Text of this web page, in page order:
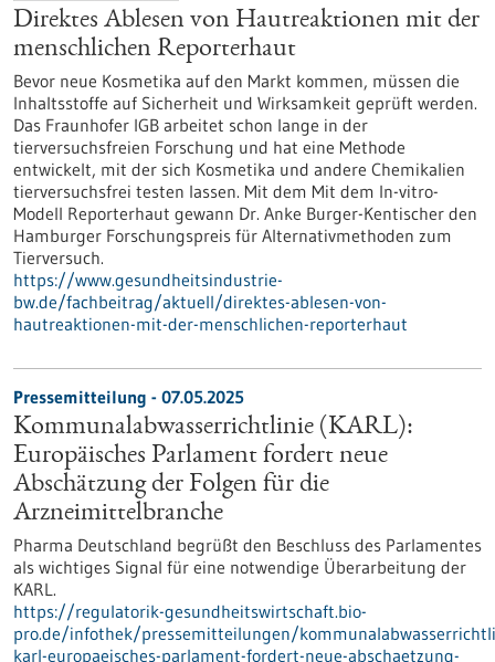
Direktes Ablesen von Hautreaktionen mit der
menschlichen Reporterhaut
Bevor neue Kosmetika auf den Markt kommen, müssen die
Inhaltsstoffe auf Sicherheit und Wirksamkeit geprüft werden.
Das Fraunhofer IGB arbeitet schon lange in der
tierversuchsfreien Forschung und hat eine Methode
entwickelt, mit der sich Kosmetika und andere Chemikalien
tierversuchsfrei testen lassen. Mit dem Mit dem In-vitro-
Modell Reporterhaut gewann Dr. Anke Burger-Kentischer den
Hamburger Forschungspreis für Alternativmethoden zum
Tierversuch.
https://www.gesundheitsindustrie-
bw.de/fachbeitrag/aktuell/direktes-ablesen-von-
hautreaktionen-mit-der-menschlichen-reporterhaut
Pressemitteilung - 07.05.2025
Kommunalabwasserrichtlinie (KARL):
Europäisches Parlament fordert neue
Abschätzung der Folgen für die
Arzneimittelbranche
Pharma Deutschland begrüßt den Beschluss des Parlamentes
als wichtiges Signal für eine notwendige Überarbeitung der
KARL.
https://regulatorik-gesundheitswirtschaft.bio-
pro.de/infothek/pressemitteilungen/
karl-europaeisches-parlament-fordert-neue-abschaetzung-